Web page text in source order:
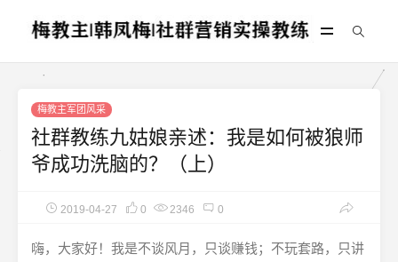
梅教主军团风采
社群教练九姑娘亲述：我是如何被狼师
爷成功洗脑的？（上）
2019-04-27 0 2346 0
嗨，大家好！我是不谈风月，只谈赚钱；不玩套路，只讲